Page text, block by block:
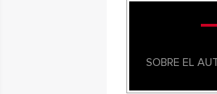
SOBRE EL